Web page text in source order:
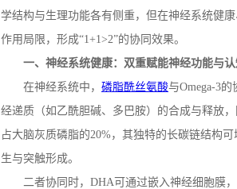
学结构与生理功能各有侧重，但在神经系统健
作用局限，形成“1+1>2”的协同效果。
一、神经系统健康：双重赋能神经功能与
在神经系统中， 磷脂酰丝氨酸与Omega-3的
经递质（如乙酰胆碱、多巴胺）的合成与释放
占大脑灰质磷脂的20%，其独特的长碳链结构
生与突触形成。
二者协同时， DHA可通过嵌入神经细胞膜